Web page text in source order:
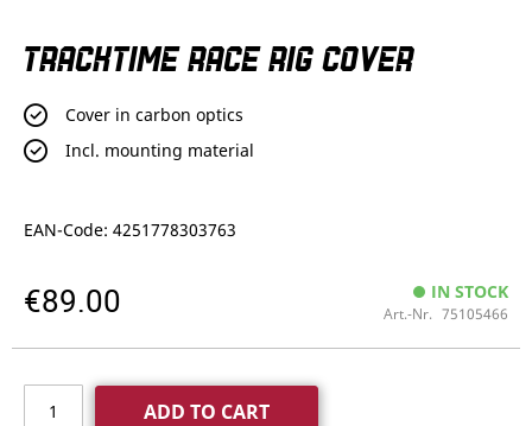
TRACKTIME RACE RIG COVER
Cover in carbon optics
Incl. mounting material
€89.00 IN STOCK
Art.-Nr. 75105466
ADD TO CART
EAN-Code: 4251778303763
to
the
beginning
of
the